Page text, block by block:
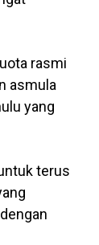
rasmi
asmula
yang
terus